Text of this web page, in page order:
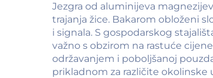
Jezgra od aluminijeva
trajanja žice. Bakarom obloženi
i signala. S gospodarskog
važno s obzirom na rastuće
održavanjem i poboljšanoj
prikladnom za različite okolinske